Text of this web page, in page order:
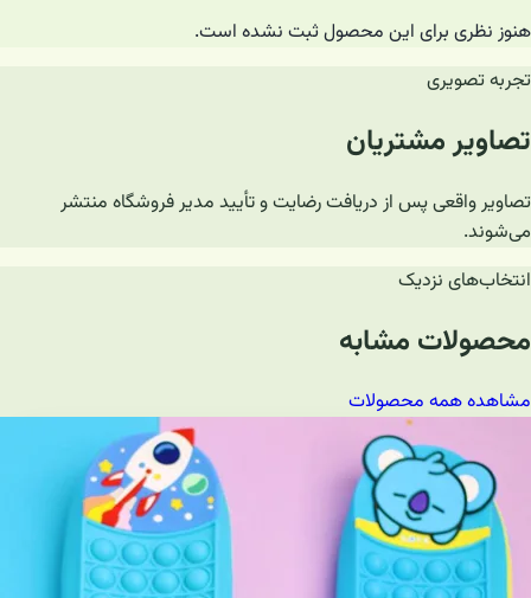
هنوز نظری برای این محصول ثبت نشده است.
تجربه تصویری
تصاویر مشتریان
تصاویر واقعی پس از دریافت رضایت و تأیید مدیر فروشگاه منتشر
می‌شوند.
انتخاب‌های نزدیک
محصولات مشابه
مشاهده همه محصولات